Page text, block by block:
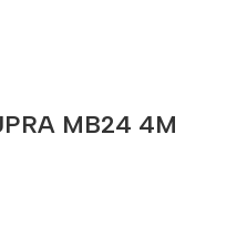
MB24 4M